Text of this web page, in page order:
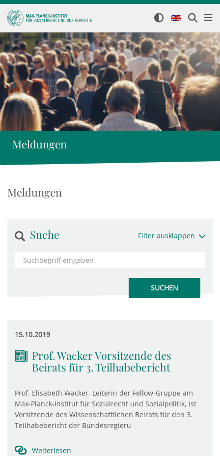
Meldungen
Meldungen
Suche Filter ausklappen
15.10.2019
Prof. Wacker Vorsitzende des
Beirats für 3. Teilhabebericht
Prof. Elisabeth Wacker, Leiterin der Fellow-Gruppe am
Max-Planck-Institut für Sozialrecht und Sozialpolitik, ist
Vorsitzende des Wissenschaftlichen Beirats für den 3.
Teilhabebericht der Bundesregieru
Weiterlesen